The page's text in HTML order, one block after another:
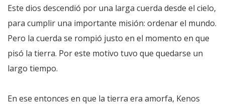
Este dios descendió por una larga cuerda desde el cielo,
para cumplir una importante misión: ordenar el mundo.
Pero la cuerda se rompió justo en el momento en que
pisó la tierra. Por este motivo tuvo que quedarse un
largo tiempo.
En ese entonces en que la tierra era amorfa, Kenos